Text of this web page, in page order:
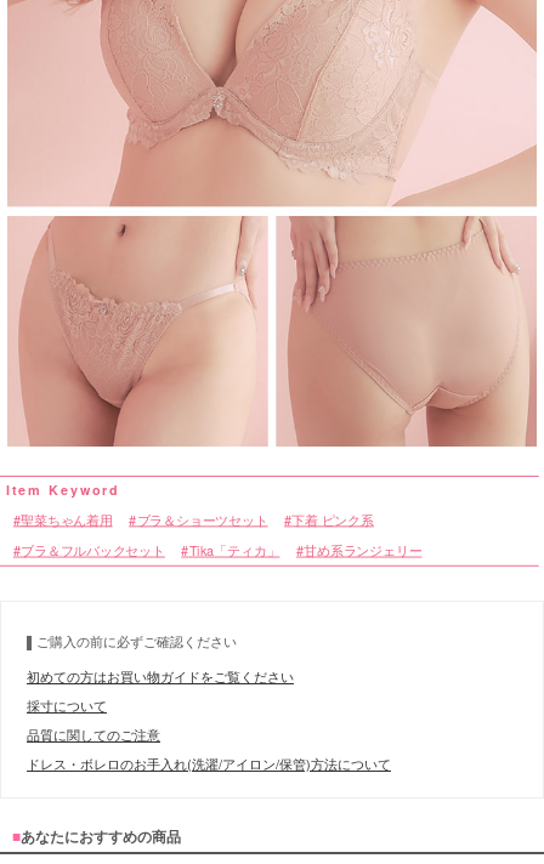
聖菜ちゃん着用 ブラ＆ショーツセット 下着 ピンク系
ブラ＆フルバックセット Tika「ティカ」 甘め系ランジェリー
ご購入の前に必ずご確認ください
初めての方はお買い物ガイドをご覧ください
採寸について
品質に関してのご注意
ドレス・ボレロのお手入れ(洗濯/アイロン/保管)方法について
■あなたにおすすめの商品